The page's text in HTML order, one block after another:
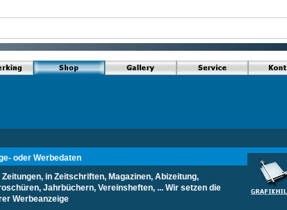
oder Werbedaten
in Zeitschriften, Magazinen, Abizeitung,
Jahrbüchern, Vereinsheften, ... Wir setzen die
Werbeanzeige